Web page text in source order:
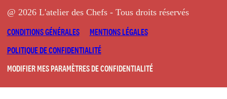
@ 2026 L'atelier des Chefs - Tous droits réservés
CONDITIONS GÉNÉRALES
MENTIONS LÉGALES
POLITIQUE DE CONFIDENTIALITÉ
MODIFIER MES PARAMÈTRES DE CONFIDENTIALITÉ